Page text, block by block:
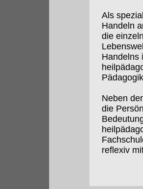
Als
Handeln
die
Handelns
Neben
die
reflexiv